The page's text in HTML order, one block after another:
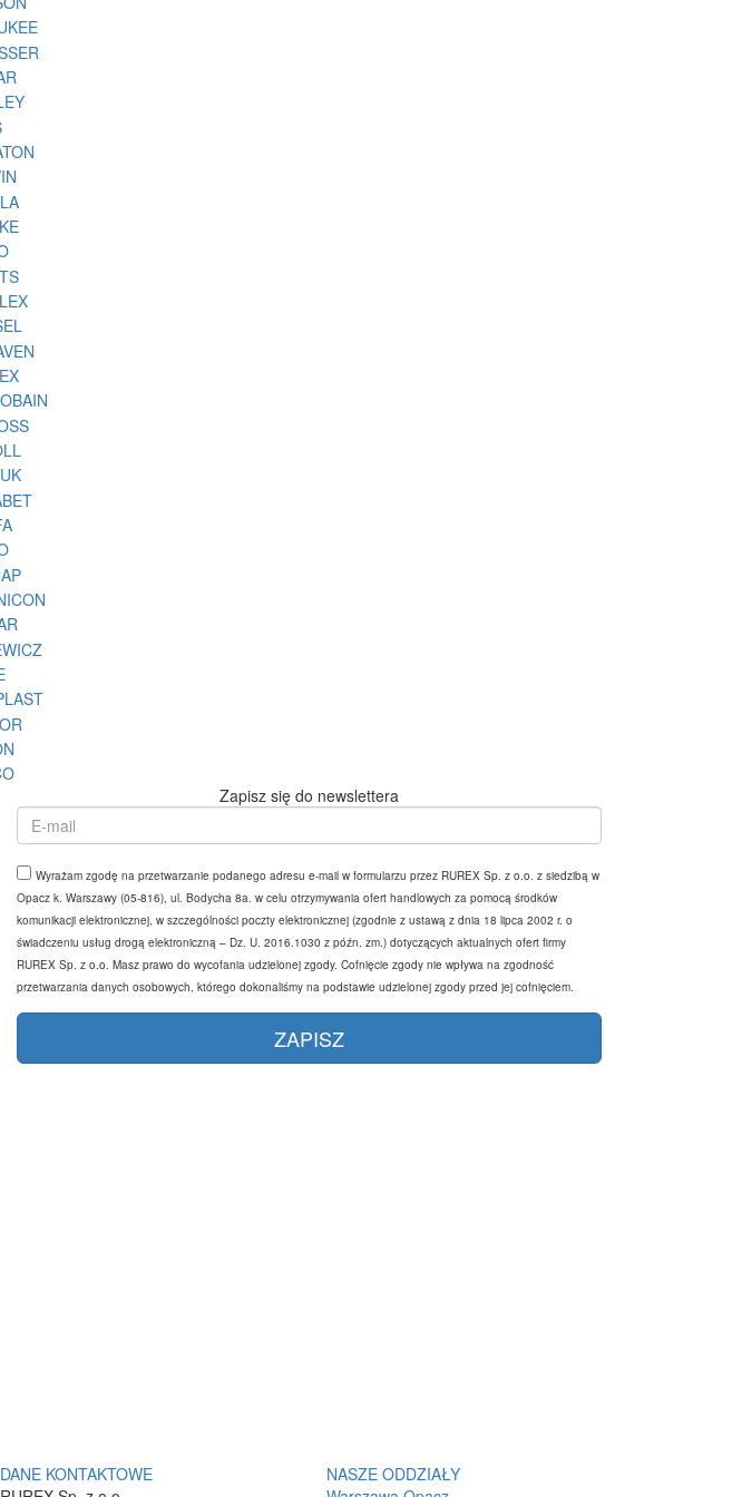
Zapisz się do newslettera
Wyrażam zgodę na przetwarzanie podanego adresu e-mail w formularzu przez RUREX Sp. z o.o. z siedzibą w
Opacz k. Warszawy (05-816), ul. Bodycha 8a. w celu otrzymywania ofert handlowych za pomocą środków
komunikacji elektronicznej, w szczególności poczty elektronicznej (zgodnie z ustawą z dnia 18 lipca 2002 r. o
świadczeniu usług drogą elektroniczną – Dz. U. 2016.1030 z późn. zm.) dotyczących aktualnych ofert firmy
RUREX Sp. z o.o. Masz prawo do wycofania udzielonej zgody. Cofnięcie zgody nie wpływa na zgodność
przetwarzania danych osobowych, którego dokonaliśmy na podstawie udzielonej zgody przed jej cofnięciem.
DANE KONTAKTOWE
NASZE ODDZIAŁY